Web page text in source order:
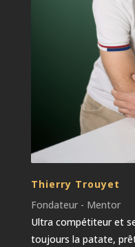
Thierry Trouyet
Fondateur - Mentor
Ultra compétiteur et
toujours la patate,